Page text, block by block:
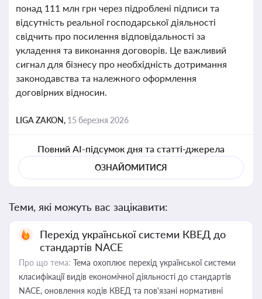
понад 111 млн грн через підроблені підписи та
відсутність реальної господарської діяльності
свідчить про посилення відповідальності за
укладення та виконання договорів. Це важливий
сигнал для бізнесу про необхідність дотримання
законодавства та належного оформлення
договірних відносин.
LIGA ZAKON, 15 березня 2026
Повний AI-підсумок дня та статті-джерела
ОЗНАЙОМИТИСЯ
Теми, які можуть вас зацікавити:
Перехід української системи КВЕД до
стандартів NACE
Про що тема: Тема охоплює перехід української системи
класифікації видів економічної діяльності до стандартів
NACE, оновлення кодів КВЕД та пов'язані нормативні